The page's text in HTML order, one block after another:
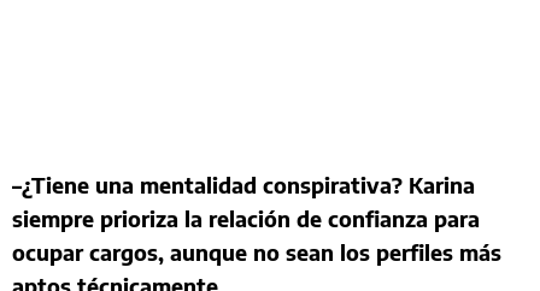
–¿Tiene una mentalidad conspirativa? Karina
siempre prioriza la relación de confianza para
ocupar cargos, aunque no sean los perfiles más